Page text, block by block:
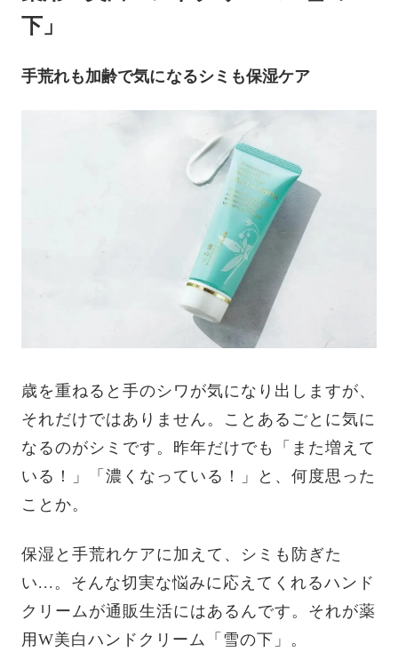
下」
手荒れも加齢で気になるシミも保湿ケア
歳を重ねると手のシワが気になり出しますが、
それだけではありません。ことあるごとに気に
なるのがシミです。昨年だけでも「また増えて
いる！」「濃くなっている！」と、何度思った
ことか。
保湿と手荒れケアに加えて、シミも防ぎた
い...。そんな切実な悩みに応えてくれるハンド
クリームが通販生活にはあるんです。それが薬
用W美白ハンドクリーム「雪の下」。